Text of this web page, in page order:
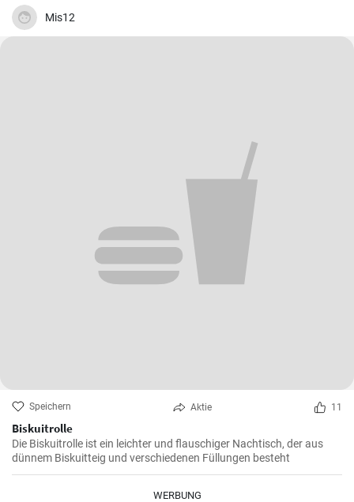
Mis12
Speichern Aktie 11
Biskuitrolle
Die Biskuitrolle ist ein leichter und flauschiger Nachtisch, der aus
dünnem Biskuitteig und verschiedenen Füllungen besteht
WERBUNG